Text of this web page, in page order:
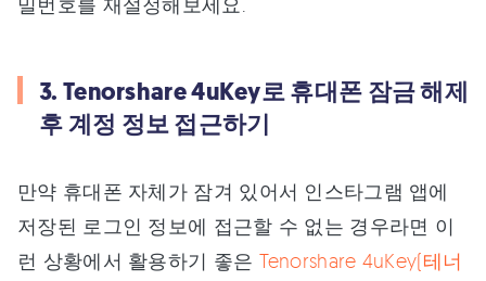
3. Tenorshare 4uKey로 휴대폰 잠금 해제
후 계정 정보 접근하기
만약 휴대폰 자체가 잠겨 있어서 인스타그램 앱에
저장된 로그인 정보에 접근할 수 없는 경우라면 이
런 상황에서 활용하기 좋은 Tenorshare 4uKey(테너